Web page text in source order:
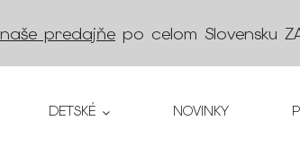
naše predajňe po celom Slovensku
DETSKÉ NOVINKY